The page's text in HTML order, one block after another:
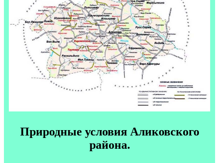
Природные условия Аликовского
района.